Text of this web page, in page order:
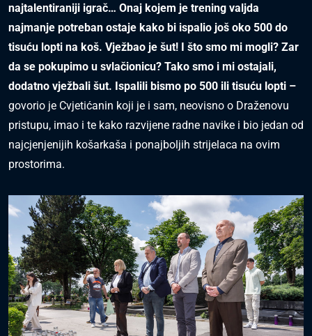
najtalentiraniji igrač… Onaj kojem je trening valjda
najmanje potreban ostaje kako bi ispalio još oko 500 do
tisuću lopti na koš. Vježbao je šut! I što smo mi mogli? Zar
da se pokupimo u svlačionicu? Tako smo i mi ostajali,
dodatno vježbali šut. Ispalili bismo po 500 ili tisuću lopti –
govorio je Cvjetićanin koji je i sam, neovisno o Draženovu
pristupu, imao i te kako razvijene radne navike i bio jedan od
najcjenjenijih košarkaša i ponajboljih strijelaca na ovim
prostorima.